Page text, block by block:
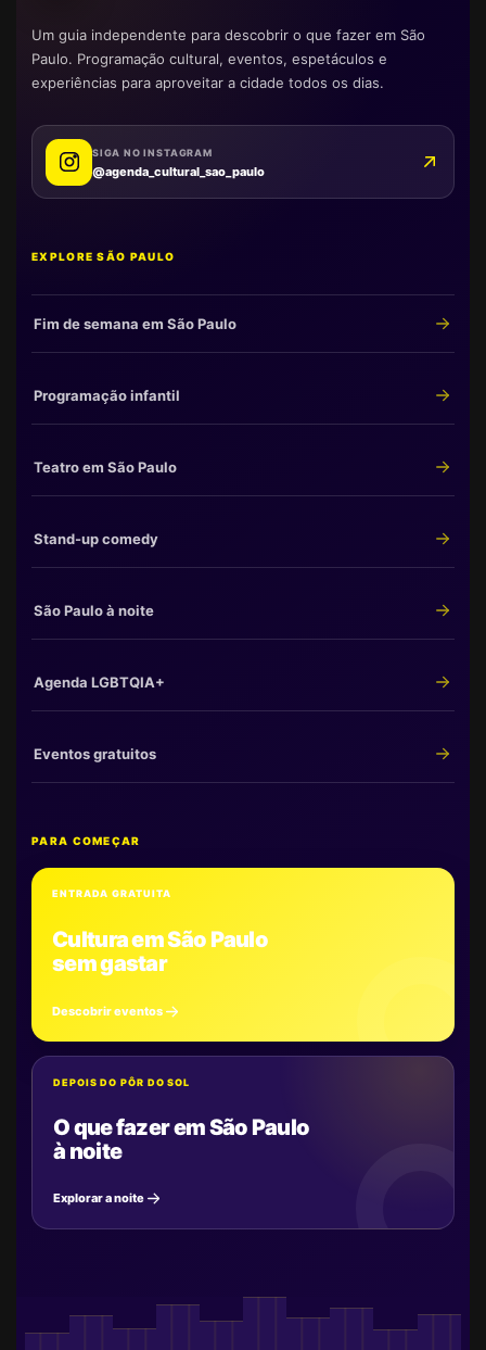
Um guia independente para descobrir o que fazer em São
Paulo. Programação cultural, eventos, espetáculos e
experiências para aproveitar a cidade todos os dias.
SIGA NO INSTAGRAM
@agenda_cultural_sao_paulo
EXPLORE SÃO PAULO
Fim de semana em São Paulo
Programação infantil
Teatro em São Paulo
Stand-up comedy
São Paulo à noite
Agenda LGBTQIA+
Eventos gratuitos
PARA COMEÇAR
ENTRADA GRATUITA
Cultura em São Paulo
sem gastar
Descobrir eventos
DEPOIS DO PÔR DO SOL
O que fazer em São Paulo
à noite
Explorar a noite